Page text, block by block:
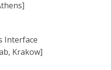
Interface
Krakow]